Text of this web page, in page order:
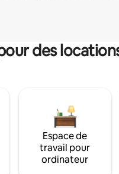
des
Espace de
travail pour
ordinateur